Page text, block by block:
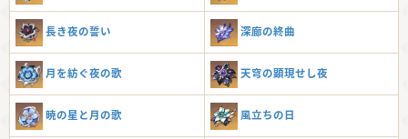
長き夜の誓い 深廊の終曲
月を紡ぐ夜の歌 天穹の顕現せし夜
暁の星と月の歌 風立ちの日